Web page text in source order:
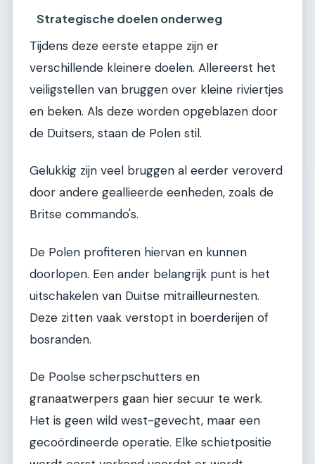
Strategische doelen onderweg
Tijdens deze eerste etappe zijn er
verschillende kleinere doelen. Allereerst het
veiligstellen van bruggen over kleine riviertjes
en beken. Als deze worden opgeblazen door
de Duitsers, staan de Polen stil.
Gelukkig zijn veel bruggen al eerder veroverd
door andere geallieerde eenheden, zoals de
Britse commando's.
De Polen profiteren hiervan en kunnen
doorlopen. Een ander belangrijk punt is het
uitschakelen van Duitse mitrailleurnesten.
Deze zitten vaak verstopt in boerderijen of
bosranden.
De Poolse scherpschutters en
granaatwerpers gaan hier secuur te werk.
Het is geen wild west-gevecht, maar een
gecoördineerde operatie. Elke schietpositie